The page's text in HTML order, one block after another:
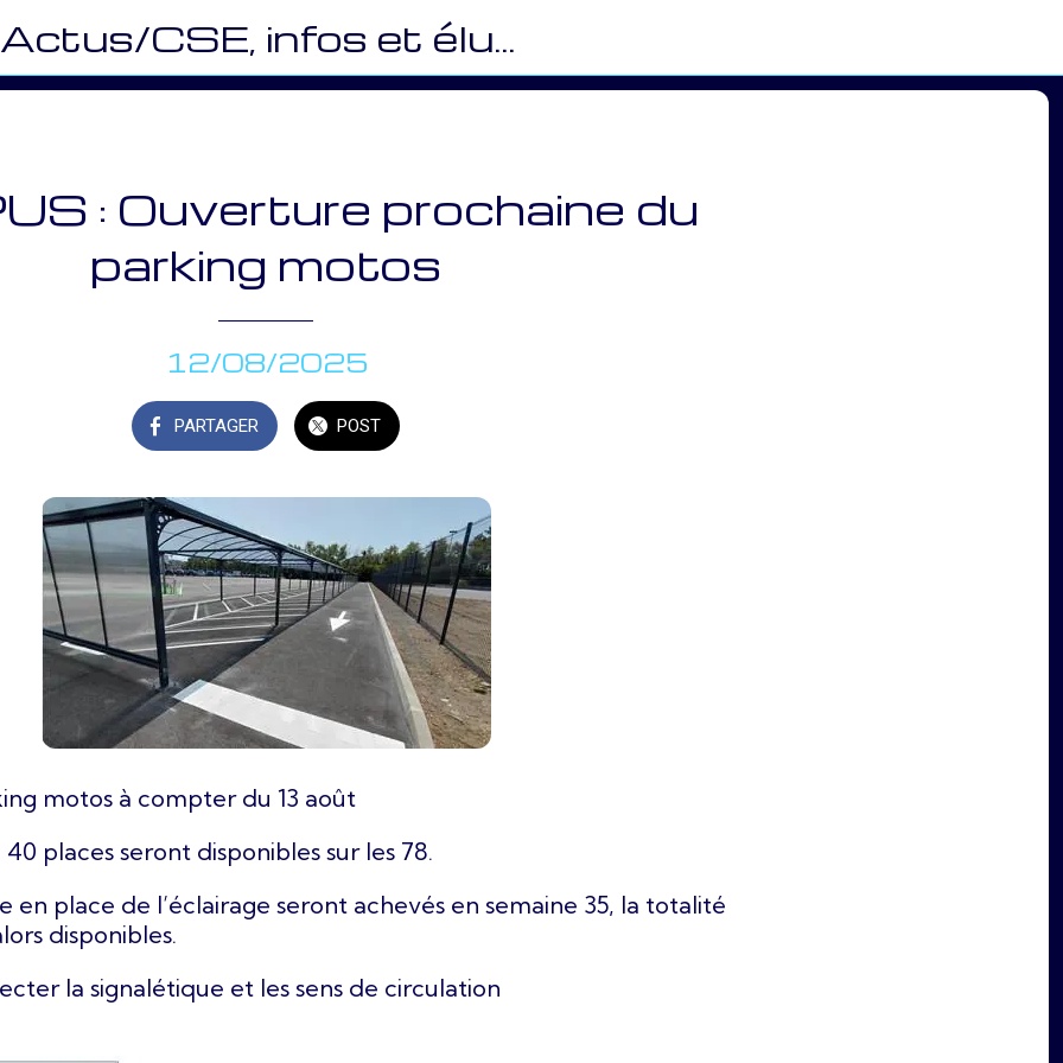
Actus/CSE, infos et élus (CEMR)
: Ouverture prochaine du
parking motos
12/08/2025
PARTAGER POST
motos à compter du 13 août
40 places seront disponibles sur les 78.
en place de l’éclairage seront achevés en semaine 35, la totalité
disponibles.
la signalétique et les sens de circulation